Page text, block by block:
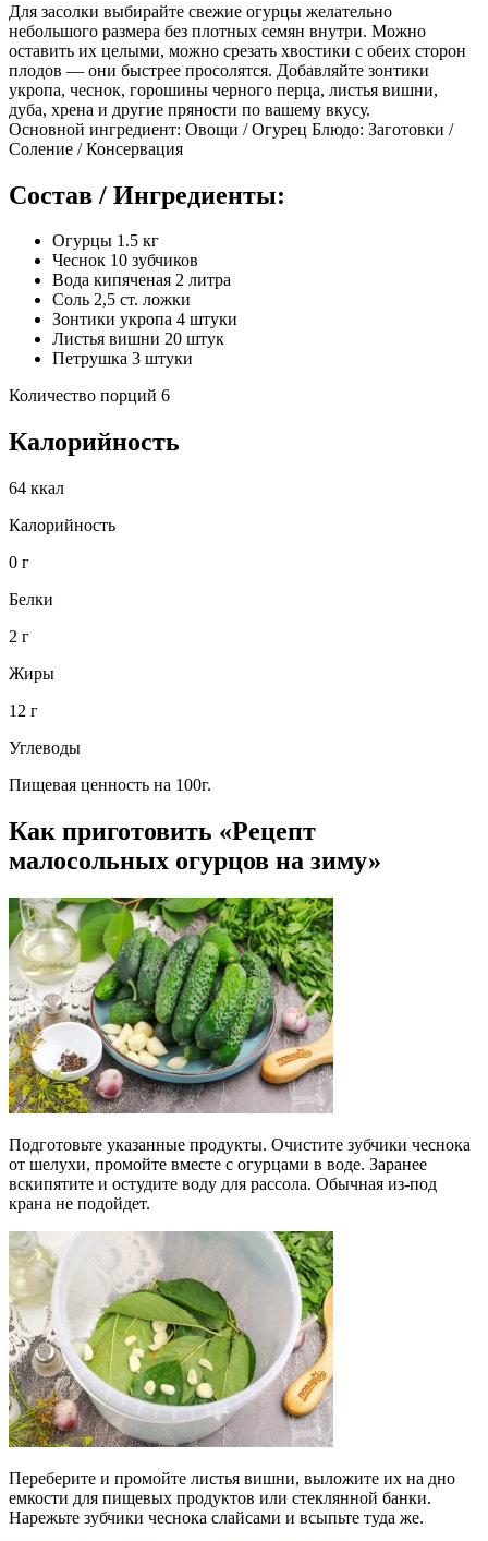
Для засолки выбирайте свежие огурцы желательно
небольшого размера без плотных семян внутри. Можно
оставить их целыми, можно срезать хвостики с обеих сторон
плодов — они быстрее просолятся. Добавляйте зонтики
укропа, чеснок, горошины черного перца, листья вишни,
дуба, хрена и другие пряности по вашему вкусу.
Основной ингредиент: Овощи / Огурец Блюдо: Заготовки /
Соление / Консервация
Состав / Ингредиенты:
Огурцы 1.5 кг
Чеснок 10 зубчиков
Вода кипяченая 2 литра
Соль 2,5 ст. ложки
Зонтики укропа 4 штуки
Листья вишни 20 штук
Петрушка 3 штуки
Количество порций 6
Калорийность
64 ккал
Калорийность
0 г
Белки
2 г
Жиры
12 г
Углеводы
Пищевая ценность на 100г.
Как приготовить «Рецепт
малосольных огурцов на зиму»
Подготовьте указанные продукты. Очистите зубчики чеснока
от шелухи, промойте вместе с огурцами в воде. Заранее
вскипятите и остудите воду для рассола. Обычная из-под
крана не подойдет.
Переберите и промойте листья вишни, выложите их на дно
емкости для пищевых продуктов или стеклянной банки.
Нарежьте зубчики чеснока слайсами и всыпьте туда же.